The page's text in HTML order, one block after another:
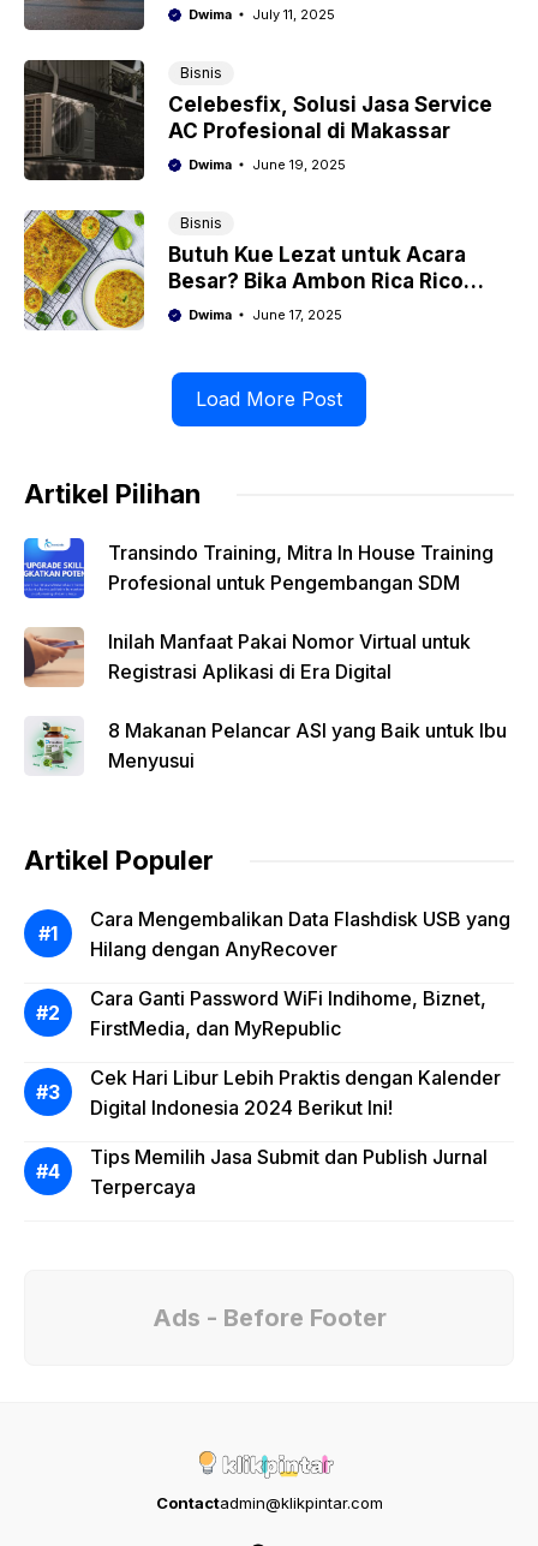
Dwima July 11, 2025
Bisnis
Celebesfix, Solusi Jasa Service
AC Profesional di Makassar
Dwima June 19, 2025
Bisnis
Butuh Kue Lezat untuk Acara
Besar? Bika Ambon Rica Rico
Jawabannya!
Dwima June 17, 2025
Load More Post
Artikel Pilihan
Transindo Training, Mitra In House Training
Profesional untuk Pengembangan SDM
Inilah Manfaat Pakai Nomor Virtual untuk
Registrasi Aplikasi di Era Digital
8 Makanan Pelancar ASI yang Baik untuk Ibu
Menyusui
Artikel Populer
Cara Mengembalikan Data Flashdisk USB yang
Hilang dengan AnyRecover
Cara Ganti Password WiFi Indihome, Biznet,
FirstMedia, dan MyRepublic
Cek Hari Libur Lebih Praktis dengan Kalender
Digital Indonesia 2024 Berikut Ini!
Tips Memilih Jasa Submit dan Publish Jurnal
Terpercaya
Ads - Before Footer
Contactadmin@klikpintar.com